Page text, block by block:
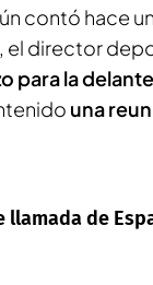
contó hace
, el director
para la
una
de